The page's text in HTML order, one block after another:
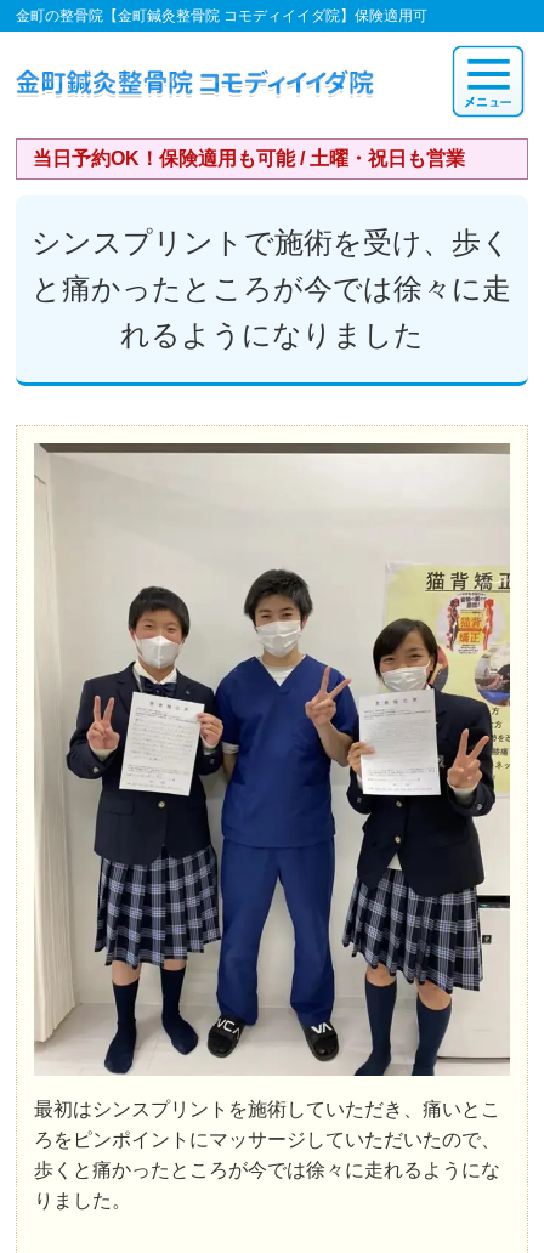
金町の整骨院【金町鍼灸整骨院 コモディイイダ院】保険適用可
当日予約OK！保険適用も可能 / 土曜・祝日も営業
シンスプリントで施術を受け、歩く
と痛かったところが今では徐々に走
れるようになりました
最初はシンスプリントを施術していただき、痛いとこ
ろをピンポイントにマッサージしていただいたので、
歩くと痛かったところが今では徐々に走れるようにな
りました。